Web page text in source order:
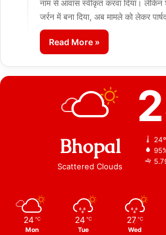
नाम से आवास स्वीकृत करवा दिया। लेकिन
जर्रन में बना दिया, अब मामले को लेकर
Read More »
Bhopal
Scattered Clouds
24 ℃
Mon
24 ℃
Tue
27 ℃
Wed